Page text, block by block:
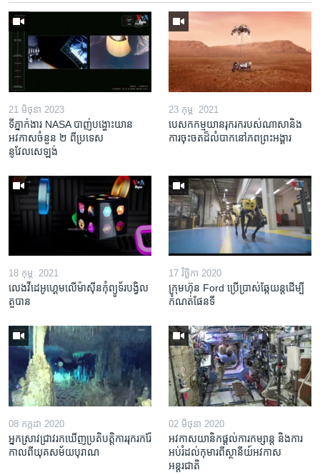
21 មិថុនា 2023
ទីភ្នាក់ងារ NASA បាញ់​បង្ហោះ​យាន​
អវកាសចំនួន​ ២ ពី​ប្រទេស​
នូវែលសេឡង់ ​
23 កុម្ភៈ 2021
បេសកកម្ម​​​យានរុករក​របស់​ណាសា​និង​
ការ​ចុះចត​ដ៏​លំបាក​នៅ​ភព​ព្រះអង្គារ
18 កុម្ភៈ 2021
លេង​វីដេអូ​ហ្គេម​លើ​ម៉ាស៊ីន​កុំព្យូទ័រ​បង្វិល​
តួបាន
17 វិច្ឆិកា 2020
ក្រុមហ៊ុន Ford ប្រើប្រាស់ឆ្កែយន្តដើម្បី
កំណត់ផែនទី
08 កក្កដា 2020
អ្នកស្រាវជ្រាវ​រកឃើញ​ប្រតិបត្តិការ​រុករករ៉ែ​
កាលពី​យុគសម័យ​បុរាណ
02 មិថុនា 2020
អវកាសយានិក​ផ្ដល់​ការ​កម្សាន្ត និង​ការ​
អប់រំ​ដល់​កុមារ​ពី​ស្ថានីយ៍​អវកាស​
អន្តរជាតិ